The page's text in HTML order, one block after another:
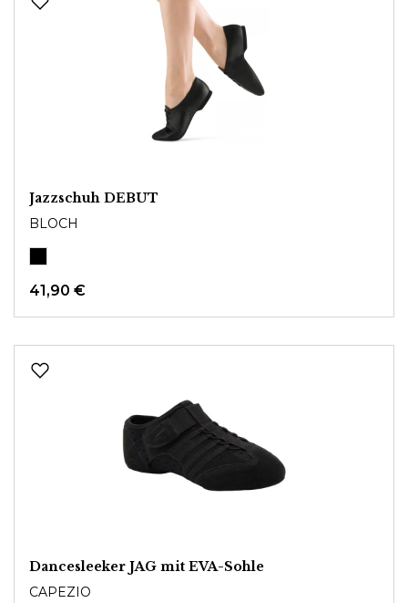
Jazzschuh DEBUT
BLOCH
41,90 €
Dancesleeker JAG mit EVA-Sohle
CAPEZIO